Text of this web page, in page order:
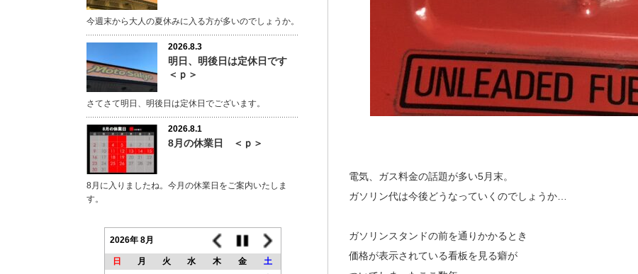
電気、ガス料金の話題が多い5月末。
ガソリン代は今後どうなっていくのでしょうか…
ガソリンスタンドの前を通りかかるとき
価格が表示されている看板を見る癖が
今週末から大人の夏休みに入る方が多いのでしょうか。
2026.8.3
明日、明後日は定休日です
＜ｐ＞
さてさて明日、明後日は定休日でございます。
2026.8.1
8月の休業日 ＜ｐ＞
8月に入りましたね。今月の休業日をご案内いたしま
す。
2026年 8月
日 月 火 水 木 金
土